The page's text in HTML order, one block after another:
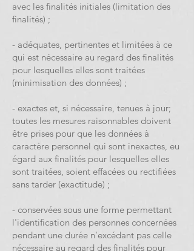
avec les finalités initiales (limitation des
finalités) ;
- adéquates, pertinentes et limitées à ce
qui est nécessaire au regard des finalités
pour lesquelles elles sont traitées
(minimisation des données) ;
- exactes et, si nécessaire, tenues à jour;
toutes les mesures raisonnables doivent
être prises pour que les données à
caractère personnel qui sont inexactes, eu
égard aux finalités pour lesquelles elles
sont traitées, soient effacées ou rectifiées
sans tarder (exactitude) ;
- conservées sous une forme permettant
l'identification des personnes concernées
pendant une durée n'excédant pas celle
nécessaire au regard des finalités pour